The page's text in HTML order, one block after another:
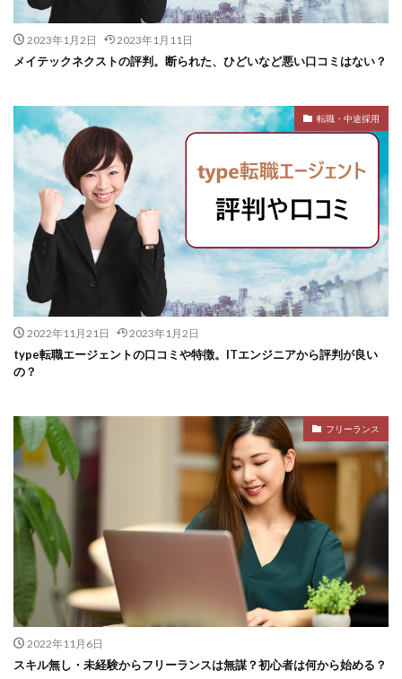
2023年1月2日 2023年1月11日
メイテックネクストの評判。断られた、ひどいなど悪い口コミはない？
転職・中途採用
2022年11月21日 2023年1月2日
type転職エージェントの口コミや特徴。ITエンジニアから評判が良い
の？
フリーランス
2022年11月6日
スキル無し・未経験からフリーランスは無謀？初心者は何から始める？